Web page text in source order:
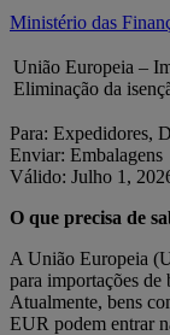
Ministério das
União Europeia –
Eliminação da
Para: Expedidores,
Enviar: Embalagens
Válido: Julho 1,
O que precisa de
A União Europeia
para importações
Atualmente, bens
EUR podem entrar